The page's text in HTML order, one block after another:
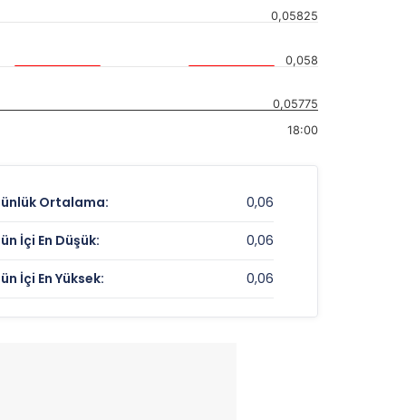
18:00
0,05775
0,058
0,05825
Ortalama: 0,06
İçi En Düşük: 0,06
İçi En Yüksek: 0,06